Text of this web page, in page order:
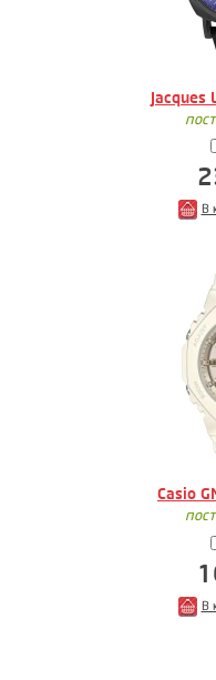
Jacques
В
Casio
В